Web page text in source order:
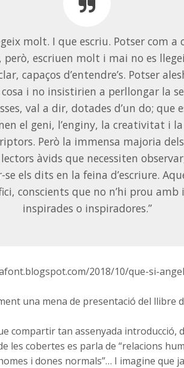
molt. I que escriu. Potser com a
però, escriuen molt i mai no es
capaços d’entendre’s. Potser
i no insistirien a perllongar la
val a dir, dotades d’un do; que
el geni, l’enginy, la creativitat i
Però la immensa majoria
lectors àvids que necessiten
els dits en la feina d’escriure.
conscients que no n’hi prou amb
inspirades o inspiradores.”
2018/10/que-si-
una mena de presentació del llibre
compartir tan assenyada introducció,
les cobertes es parla de “relacions
i dones normals”… I imagine que